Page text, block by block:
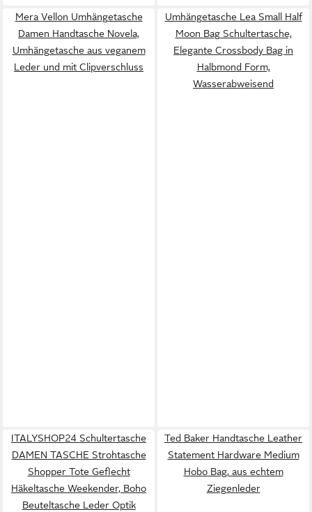
Mera Vellon Umhängetasche
Damen Handtasche Novela,
Umhängetasche aus veganem
Leder und mit Clipverschluss
Umhängetasche Lea Small Half
Moon Bag Schultertasche,
Elegante Crossbody Bag in
Halbmond Form,
Wasserabweisend
ITALYSHOP24 Schultertasche
DAMEN TASCHE Strohtasche
Shopper Tote Geflecht
Häkeltasche Weekender, Boho
Beuteltasche Leder Optik
Ted Baker Handtasche Leather
Statement Hardware Medium
Hobo Bag, aus echtem
Ziegenleder